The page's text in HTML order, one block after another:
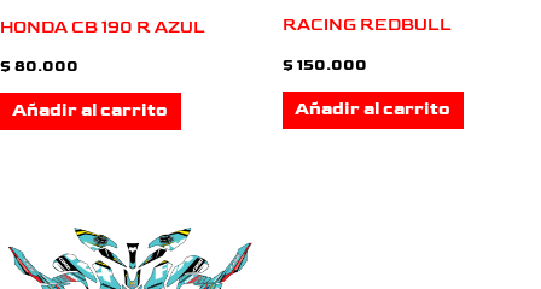
HONDA CB 190 R AZUL
$ 80.000
Añadir al carrito
RACING REDBULL
$ 150.000
Añadir al carrito